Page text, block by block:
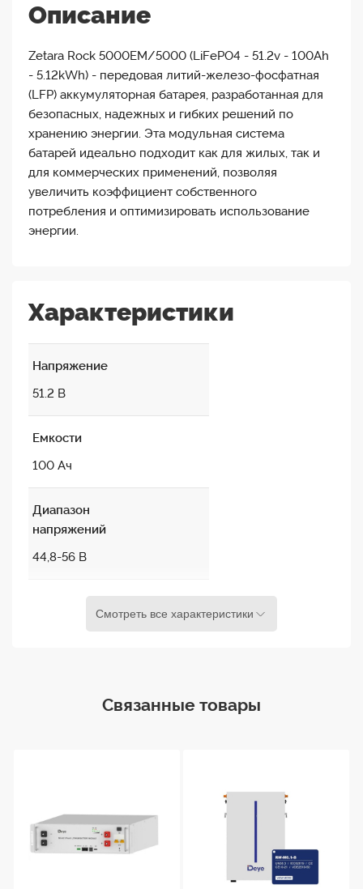
Описание
Zetara Rock 5000EM/5000 (LiFePO4 - 51.2v - 100Ah
- 5.12kWh) - передовая литий-железо-фосфатная
(LFP) аккумуляторная батарея, разработанная для
безопасных, надежных и гибких решений по
хранению энергии. Эта модульная система
батарей идеально подходит как для жилых, так и
для коммерческих применений, позволяя
увеличить коэффициент собственного
потребления и оптимизировать использование
энергии.
Характеристики
Напряжение
51.2 В
Емкости
100 Ач
Диапазон
напряжений
44,8-56 В
44,2 х 47 х 15,4 см
Смотреть все характеристики
Связанные товары